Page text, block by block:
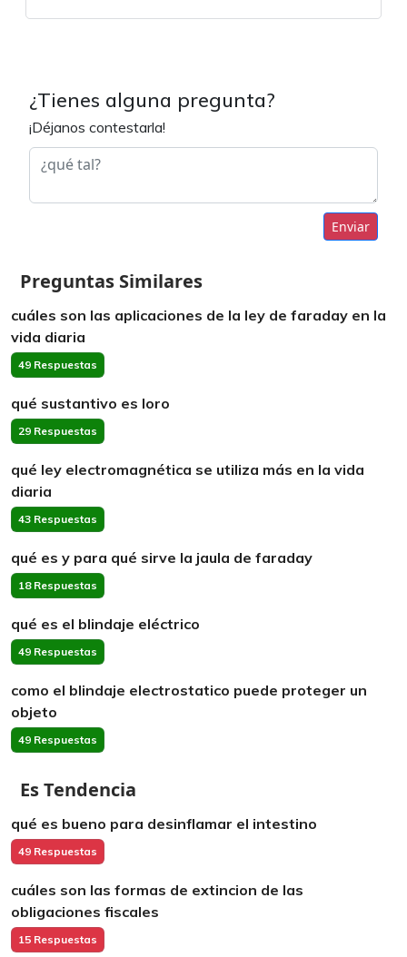
¿Tienes alguna pregunta?
¡Déjanos contestarla!
Enviar
Preguntas Similares
cuáles son las aplicaciones de la ley de faraday en la
vida diaria
49 Respuestas
qué sustantivo es loro
29 Respuestas
qué ley electromagnética se utiliza más en la vida
diaria
43 Respuestas
qué es y para qué sirve la jaula de faraday
18 Respuestas
qué es el blindaje eléctrico
49 Respuestas
como el blindaje electrostatico puede proteger un
objeto
49 Respuestas
Es Tendencia
qué es bueno para desinflamar el intestino
49 Respuestas
cuáles son las formas de extincion de las
obligaciones fiscales
15 Respuestas